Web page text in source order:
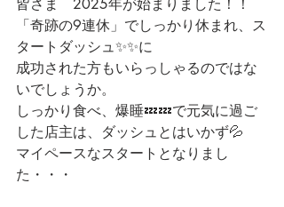
皆さま　2025年が始まりました！！
「奇跡の9連休」でしっかり休まれ、ス
タートダッシュ✨✨に
成功された方もいらっしゃるのではな
いでしょうか。
しっかり食べ、爆睡💤💤で元気に過ご
した店主は、ダッシュとはいかず💦
マイペースなスタートとなりまし
た・・・